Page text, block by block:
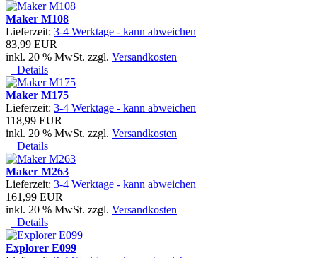
Maker M108
Lieferzeit: 3-4 Werktage - kann abweichen
83,99 EUR
inkl. 20 % MwSt. zzgl. Versandkosten
Details
Maker M175
Lieferzeit: 3-4 Werktage - kann abweichen
118,99 EUR
inkl. 20 % MwSt. zzgl. Versandkosten
Details
Maker M263
Lieferzeit: 3-4 Werktage - kann abweichen
161,99 EUR
inkl. 20 % MwSt. zzgl. Versandkosten
Details
Explorer E099